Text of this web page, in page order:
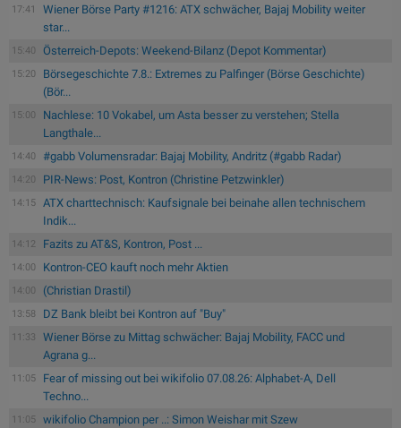
17:41
Wiener Börse Party #1216: ATX schwächer, Bajaj Mobility weiter
star...
15:40 Österreich-Depots: Weekend-Bilanz (Depot Kommentar)
15:20
Börsegeschichte 7.8.: Extremes zu Palfinger (Börse Geschichte)
(Bör...
15:00
Nachlese: 10 Vokabel, um Asta besser zu verstehen; Stella
Langthale...
14:40 #gabb Volumensradar: Bajaj Mobility, Andritz (#gabb Radar)
14:20 PIR-News: Post, Kontron (Christine Petzwinkler)
14:15
ATX charttechnisch: Kaufsignale bei beinahe allen technischem
Indik...
14:12 Fazits zu AT&S, Kontron, Post ...
14:00 Kontron-CEO kauft noch mehr Aktien
14:00 (Christian Drastil)
13:58 DZ Bank bleibt bei Kontron auf "Buy"
11:33
Wiener Börse zu Mittag schwächer: Bajaj Mobility, FACC und
Agrana g...
11:05
Fear of missing out bei wikifolio 07.08.26: Alphabet-A, Dell
Techno...
11:05
wikifolio Champion per ..: Simon Weishar mit Szew